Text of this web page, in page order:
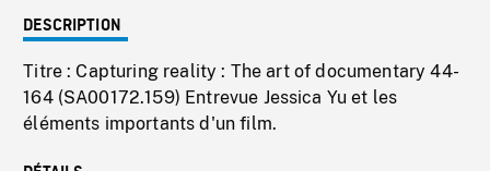
DESCRIPTION
Titre : Capturing reality : The art of documentary 44-
164 (SA00172.159) Entrevue Jessica Yu et les
éléments importants d'un film.